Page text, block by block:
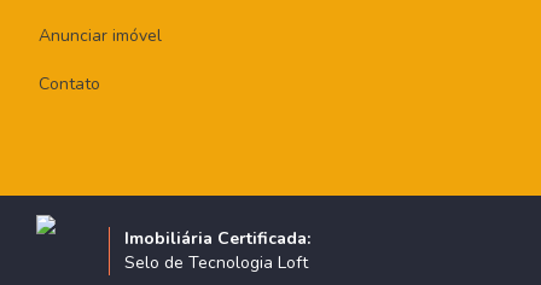
Anunciar imóvel
Contato
Imobiliária Certificada:
Selo de Tecnologia Loft